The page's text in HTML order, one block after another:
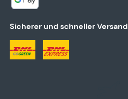
Sicherer und schneller Versand